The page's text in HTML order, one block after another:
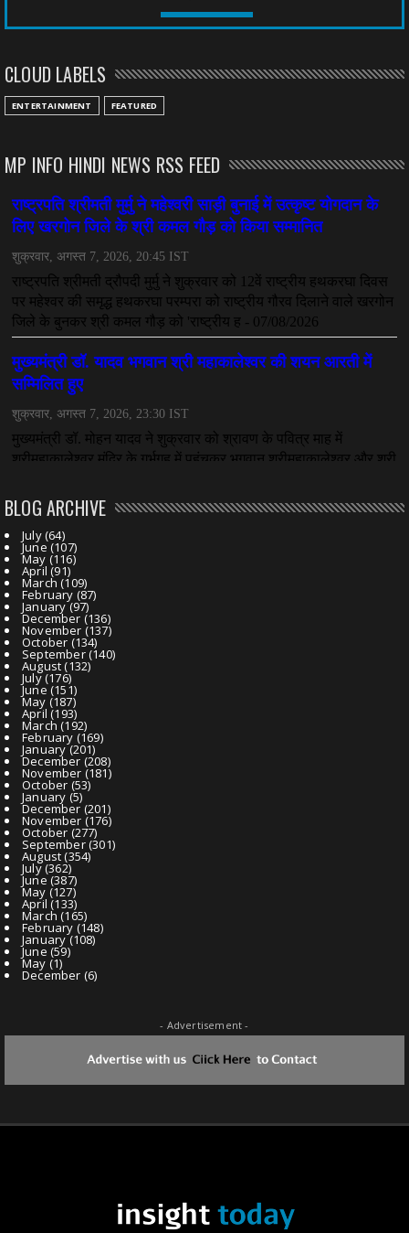
CHHATTISGARH
July 08, 2026
CHHATTISGARH
महादेव ऐप केस में बड़ा एक्शन, सौरभ चंद्राकर हिरासत में
July 08, 2026
CHHATTISGARH
तीजन बाई को याद करेगा छत्तीसगढ़ का लोक कला जगत
July 07, 2026
CLOUD LABELS
ENTERTAINMENT FEATURED
MP INFO HINDI NEWS RSS FEED
BLOG ARCHIVE
July(64)
June(107)
May (116)
April (91)
March (109)
February (87)
January(97)
December (136)
November (137)
October (134)
September(140)
August(132)
July(176)
June(151)
May (187)
April (193)
March (192)
February (169)
January(201)
December (208)
November (181)
October (53)
January (5)
December(201)
November (176)
October (277)
September(301)
August(354)
July(362)
June(387)
May (127)
April (133)
March (165)
February (148)
January(108)
June (59)
May (1)
December (6)
- Advertisement -